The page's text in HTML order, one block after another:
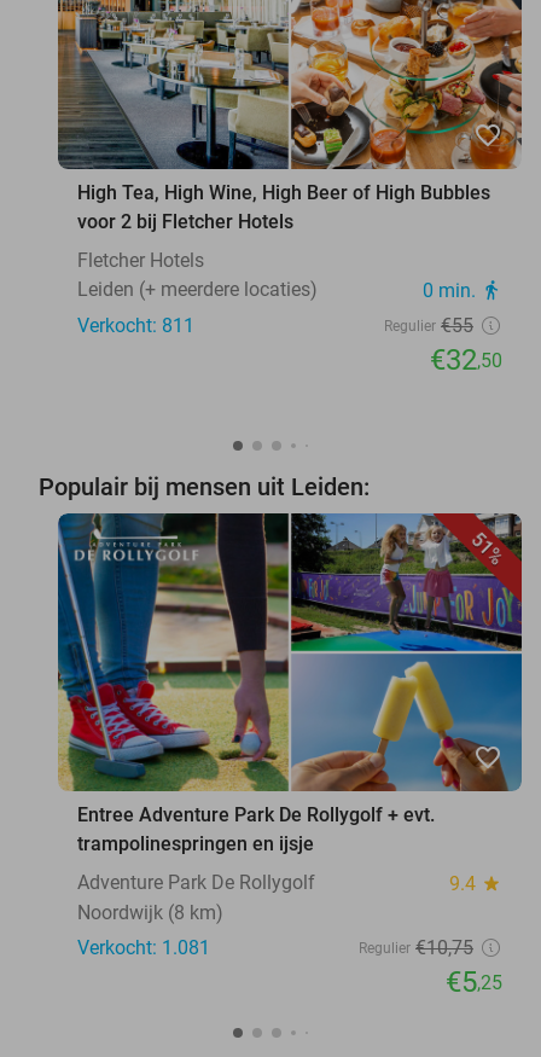
favorite_border
High Tea, High Wine, High Beer of High Bubbles
voor 2 bij Fletcher Hotels
Fletcher Hotels
Leiden (+ meerdere locaties)
0 min. directions_walk
Verkocht: 811 Regulier €55
€32,50
Populair bij mensen uit Leiden:
51%
favorite_border
Entree Adventure Park De Rollygolf + evt.
trampolinespringen en ijsje
Adventure Park De Rollygolf
9.4 star
Noordwijk (8 km)
Verkocht: 1.081
Regulier €10,75
€5,25